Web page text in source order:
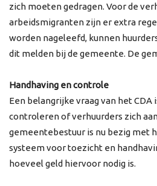
zich moeten gedragen. Voor de
arbeidsmigranten zijn er extra
worden nageleefd, kunnen
dit melden bij de gemeente. De
Handhaving en controle
Een belangrijke vraag van het
controleren of verhuurders zich
gemeentebestuur is nu bezig met
systeem voor toezicht en
hoeveel geld hiervoor nodig is.